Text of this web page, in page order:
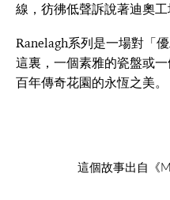
線，彷彿低聲訴說著迪奧工
Ranelagh系列是一場對「
這裏，一個素雅的瓷盤或
百年傳奇花園的永恆之美。
這個故事出自《